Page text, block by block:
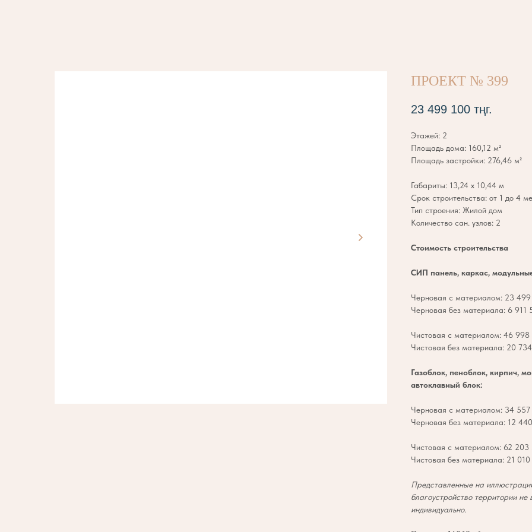
ПРОЕКТ № 399
23 499 100 тңг.
Этажей: 2
Площадь дома: 160,12 м²
Площадь застройки: 276,46 м²
Габариты: 13,24 х 10,44 м
Срок строительства: от 1 до 4
Тип строения: Жилой дом
Количество сан. узлов: 2
Стоимость строительства
СИП панель, каркас,
Черновая с материалом: 23 499
Черновая без материала: 6 911
Чистовая с материалом: 46 998
Чистовая без материала: 20
Газоблок, пеноблок, кирпич,
автоклавный блок:
Черновая с материалом: 34 557
Черновая без материала: 12
Чистовая с материалом: 62 203
Чистовая без материала: 21 010
Представленные на
благоустройство территории
индивидуально.